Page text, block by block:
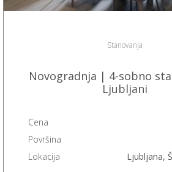
Stanovanja
Novogradnja | 4-sobno
Ljubljani
Cena
Površina
Lokacija Ljubljana,